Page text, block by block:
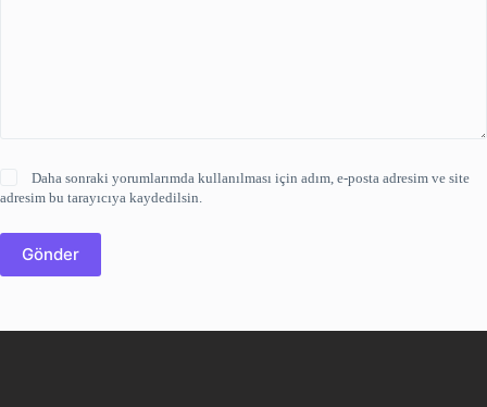
Daha sonraki yorumlarımda kullanılması için adım, e-posta adresim ve site
adresim bu tarayıcıya kaydedilsin.
Gönder